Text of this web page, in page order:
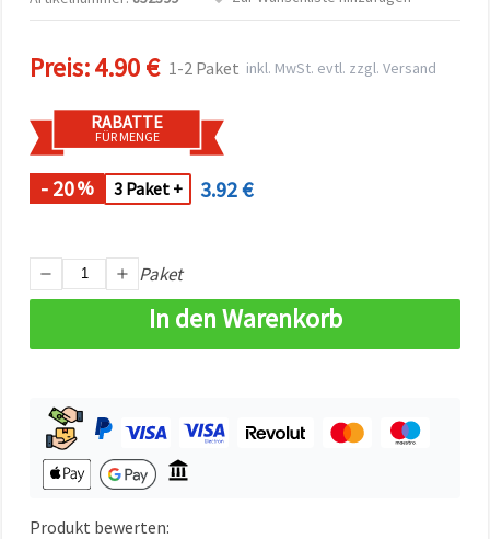
akzeptieren,
oder Ihre
Auswahl in
Einstellungen
individuell
festlegen.
Ihre
Einwilligung
können Sie
widerrufen.
Datenschutzerklärung
akzeptieren
Cookie-
Einstellungen
Preis:4.90 € 1-2 Paket inkl. MwSt. evtl. zzgl. Versand
RABATTE
FÜR MENGE
- 20% 3 Paket + 3.92 €
Paket
In den Warenkorb
Produkt bewerten: